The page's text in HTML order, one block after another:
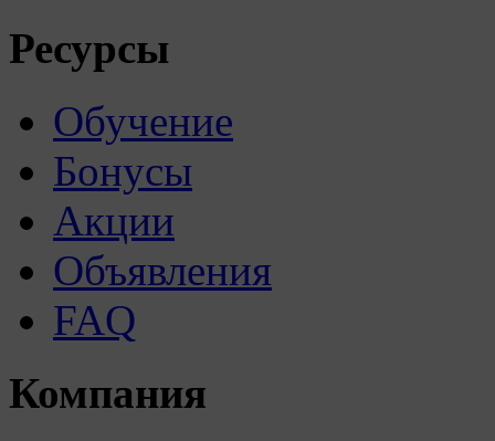
Ресурсы
Обучение
Бонусы
Акции
Объявления
FAQ
Компания